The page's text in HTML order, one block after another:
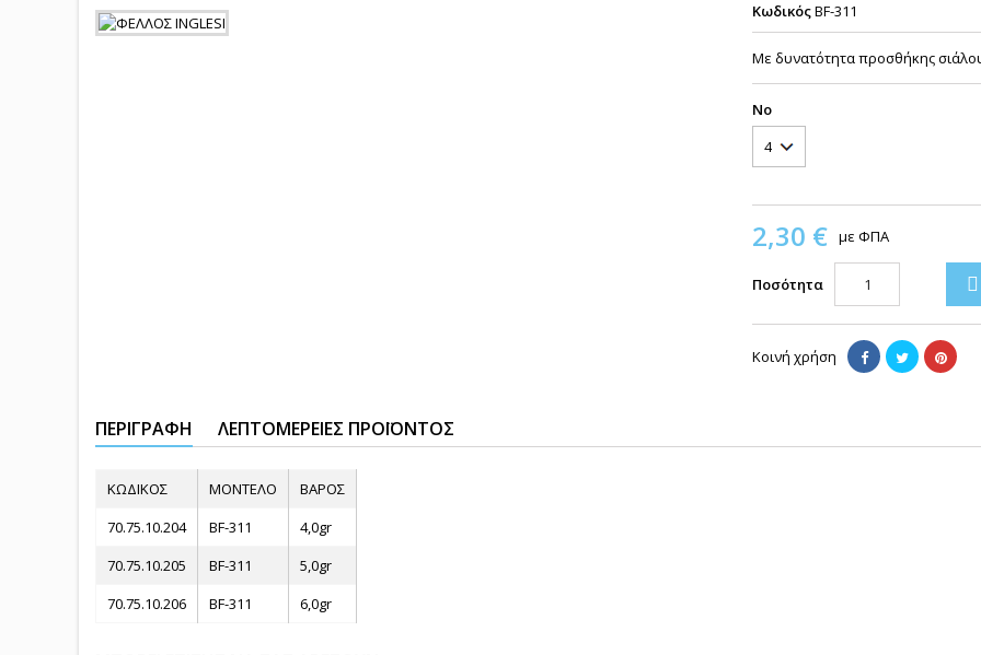
ΚωδικόςBF-311
Με δυνατότητα προσθήκης
No
2,30 € με ΦΠΑ
Ποσότητα 
Κοινή χρήση
ΠΕΡΙΓΡΑΦΉ ΛΕΠΤΟΜΈΡΕΙΕΣ ΠΡΟΪΌΝΤΟΣ
ΚΩΔΙΚΟΣ ΜΟΝΤΕΛΟ
ΒΑΡΟΣ
70.75.10.204
BF-311
4,0gr
70.75.10.205
BF-311
5,0gr
70.75.10.206
BF-311 6,0gr